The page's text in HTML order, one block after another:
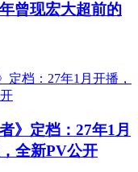
曾现宏大超前的
》定档：27年1月
全新PV公开